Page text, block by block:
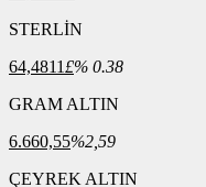
STERLİN
64,4811£% 0.38
GRAM ALTIN
6.660,55%2,59
ÇEYREK ALTIN